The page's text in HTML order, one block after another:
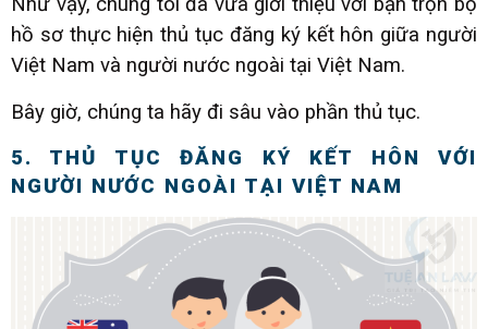
hồ sơ thực hiện thủ tục đăng ký kết hôn giữa người
Việt Nam và người nước ngoài tại Việt Nam.
Bây giờ, chúng ta hãy đi sâu vào phần thủ tục.
5. THỦ TỤC ĐĂNG KÝ KẾT HÔN VỚI
NGƯỜI NƯỚC NGOÀI TẠI VIỆT NAM